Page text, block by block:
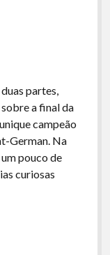
partes,
a final da
campeão
German. Na
pouco de
curiosas